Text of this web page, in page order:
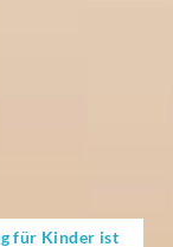
für Kinder ist